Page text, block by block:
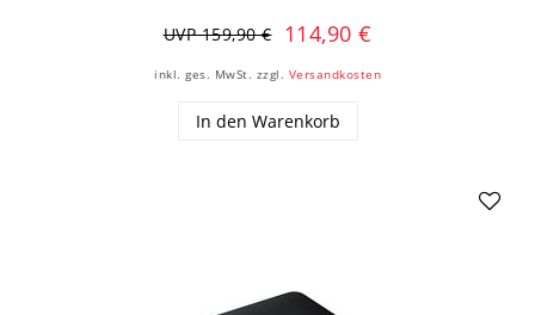
UVP 159,90 € 114,90 €
inkl. ges. MwSt. zzgl. Versandkosten
In den Warenkorb